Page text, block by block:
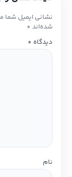
نشانی ایمیل شما
شده‌اند*
دیدگاه*